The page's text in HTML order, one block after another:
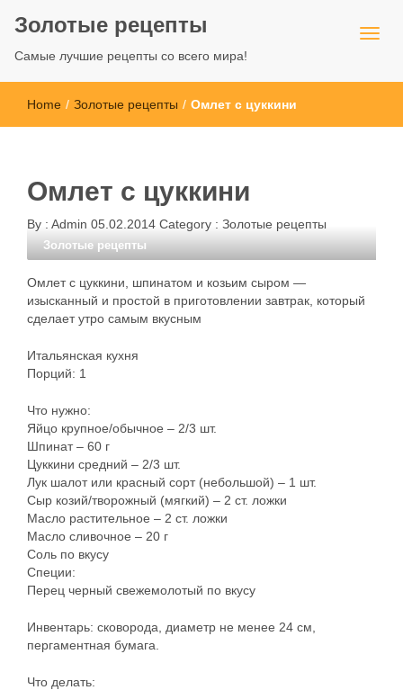
Золотые рецепты
Самые лучшие рецепты со всего мира!
Home / Золотые рецепты / Омлет с цуккини
Омлет с цуккини
By : Admin 05.02.2014 Category : Золотые рецепты
Золотые рецепты
Омлет с цуккини, шпинатом и козьим сыром —
изысканный и простой в приготовлении завтрак, который
сделает утро самым вкусным
Итальянская кухня
Порций: 1
Что нужно:
Яйцо крупное/обычное – 2/3 шт.
Шпинат – 60 г
Цуккини средний – 2/3 шт.
Лук шалот или красный сорт (небольшой) – 1 шт.
Сыр козий/творожный (мягкий) – 2 ст. ложки
Масло растительное – 2 ст. ложки
Масло сливочное – 20 г
Соль по вкусу
Специи:
Перец черный свежемолотый по вкусу
Инвентарь: сковорода, диаметр не менее 24 см,
пергаментная бумага.
Что делать: